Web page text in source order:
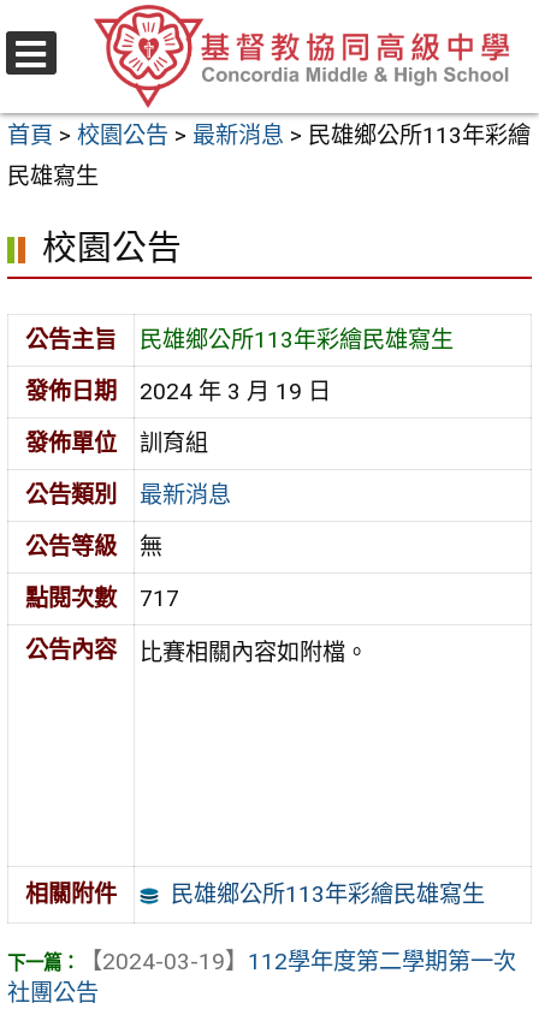
至
要
內
區
首頁 > 校園公告 > 最新消息 > 民雄鄉公所113年彩繪
民雄寫生
校園公告
公告主旨
民雄鄉公所113年彩繪民雄寫生
發佈日期
2024 年 3 月 19 日
發佈單位
訓育組
公告類別
最新消息
公告等級
無
點閱次數
717
公告內容
比賽相關內容如附檔。
相關附件 民雄鄉公所113年彩繪民雄寫生
【2024-03-19】 112學年度第二學期第一次
社團公告
選
單